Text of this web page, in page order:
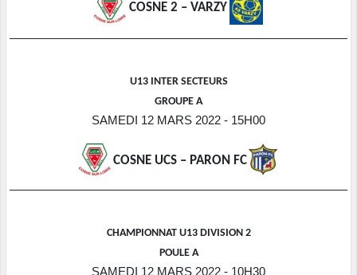
COSNE 2 – VARZY
U13 INTER SECTEURS
GROUPE A
SAMEDI 12 MARS 2022 - 15H00
COSNE UCS – PARON FC
CHAMPIONNAT U13 DIVISION 2
POULE A
SAMEDI 12 MARS 2022 - 10H30